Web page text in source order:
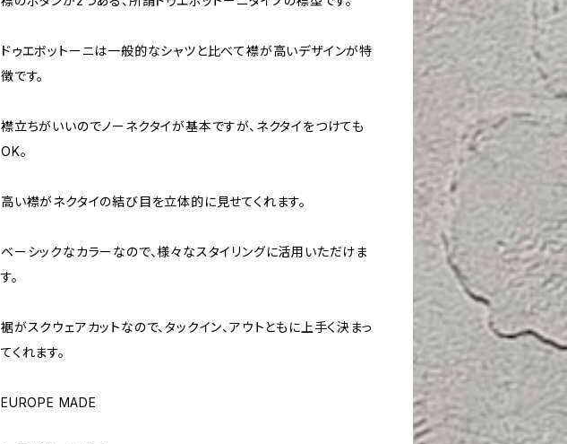
ドゥエボットーニは一般的なシャツと比べて襟が高いデザインが特
徴です。
襟立ちがいいのでノーネクタイが基本ですが、ネクタイをつけても
OK。
高い襟がネクタイの結び目を立体的に見せてくれます。
ベーシックなカラーなので、様々なスタイリングに活用いただけま
す。
裾がスクウェアカットなので、タックイン、アウトともに上手く決まっ
てくれます。
EUROPE MADE